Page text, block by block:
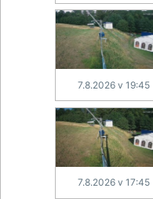
7.8.2026 v 19:45
7.8.2026 v 17:45